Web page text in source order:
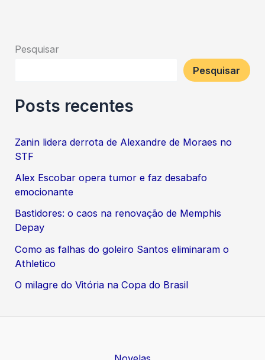
Pesquisar
Pesquisar
Posts recentes
Zanin lidera derrota de Alexandre de Moraes no
STF
Alex Escobar opera tumor e faz desabafo
emocionante
Bastidores: o caos na renovação de Memphis
Depay
Como as falhas do goleiro Santos eliminaram o
Athletico
O milagre do Vitória na Copa do Brasil